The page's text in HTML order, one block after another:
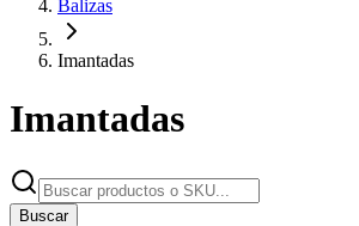
Balizas
Imantadas
Imantadas
Buscar